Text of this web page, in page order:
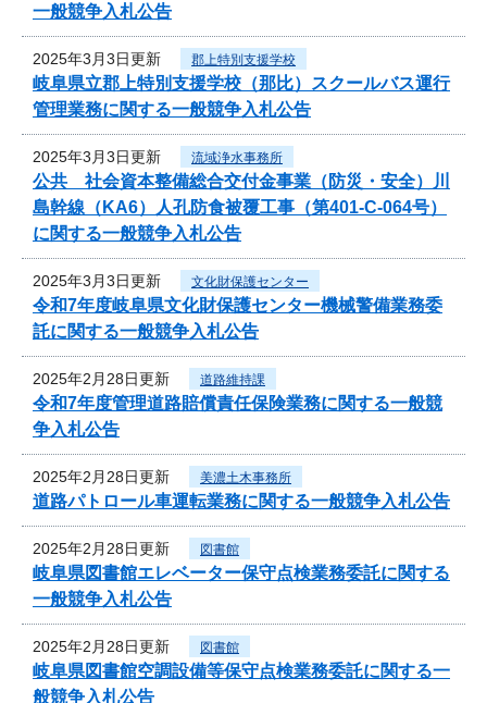
一般競争入札公告
2025年3月3日更新 郡上特別支援学校
岐阜県立郡上特別支援学校（那比）スクールバス運行
管理業務に関する一般競争入札公告
2025年3月3日更新 流域浄水事務所
公共 社会資本整備総合交付金事業（防災・安全）川
島幹線（KA6）人孔防食被覆工事（第401-C-064号）
に関する一般競争入札公告
2025年3月3日更新 文化財保護センター
令和7年度岐阜県文化財保護センター機械警備業務委
託に関する一般競争入札公告
2025年2月28日更新 道路維持課
令和7年度管理道路賠償責任保険業務に関する一般競
争入札公告
2025年2月28日更新 美濃土木事務所
道路パトロール車運転業務に関する一般競争入札公告
2025年2月28日更新 図書館
岐阜県図書館エレベーター保守点検業務委託に関する
一般競争入札公告
2025年2月28日更新 図書館
岐阜県図書館空調設備等保守点検業務委託に関する一
般競争入札公告